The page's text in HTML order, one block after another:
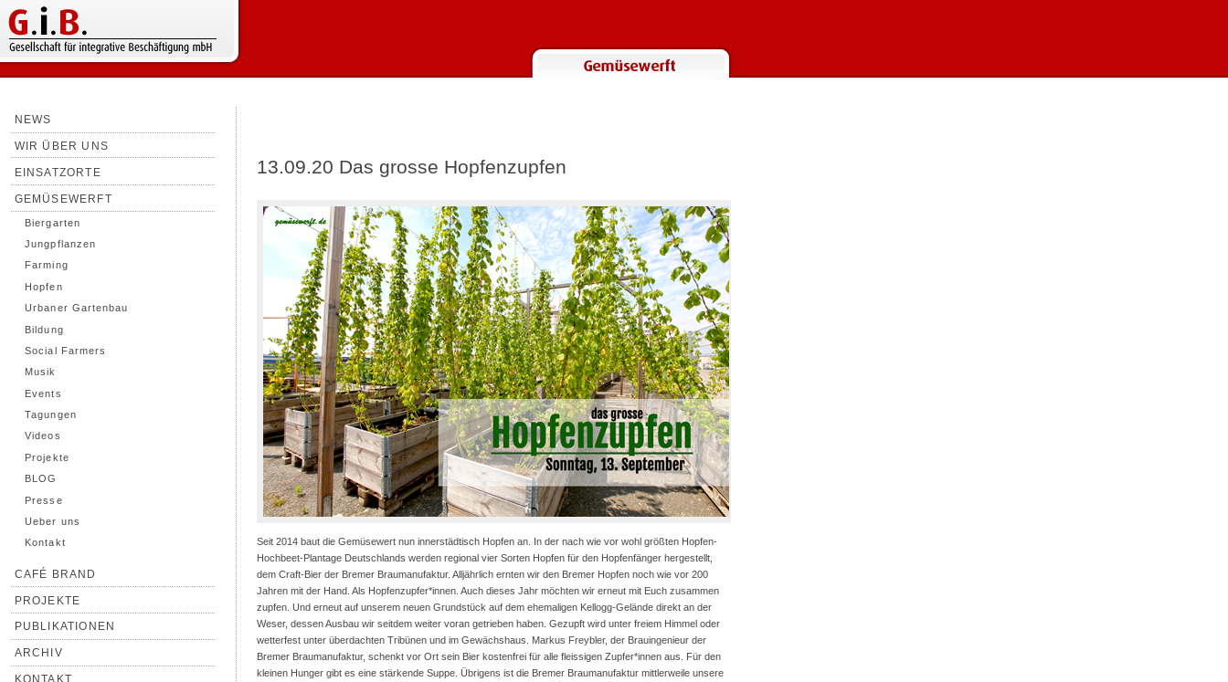
NEWS
WIR ÜBER UNS
EINSATZORTE
GEMÜSEWERFT
Biergarten
Jungpflanzen
Farming
Hopfen
Urbaner Gartenbau
Bildung
Social Farmers
Musik
Events
Tagungen
Videos
Projekte
BLOG
Presse
Ueber uns
Kontakt
CAFÉ BRAND
PROJEKTE
PUBLIKATIONEN
ARCHIV
KONTAKT
13.09.20 Das grosse Hopfenzupfen
Seit 2014 baut die Gemüsewert nun innerstädtisch Hopfen an. In der nach wie vor wohl größten Hopfen-
Hochbeet-Plantage Deutschlands werden regional vier Sorten Hopfen für den Hopfenfänger hergestellt,
dem Craft-Bier der Bremer Braumanufaktur. Alljährlich ernten wir den Bremer Hopfen noch wie vor 200
Jahren mit der Hand. Als Hopfenzupfer*innen. Auch dieses Jahr möchten wir erneut mit Euch zusammen
zupfen. Und erneut auf unserem neuen Grundstück auf dem ehemaligen Kellogg-Gelände direkt an der
Weser, dessen Ausbau wir seitdem weiter voran getrieben haben. Gezupft wird unter freiem Himmel oder
wetterfest unter überdachten Tribünen und im Gewächshaus. Markus Freybler, der Brauingenieur der
Bremer Braumanufaktur, schenkt vor Ort sein Bier kostenfrei für alle fleissigen Zupfer*innen aus. Für den
kleinen Hunger gibt es eine stärkende Suppe. Übrigens ist die Bremer Braumanufaktur mittlerweile unsere